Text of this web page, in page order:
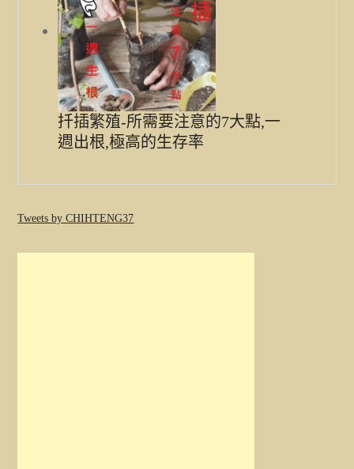
扦插繁殖-所需要注意的7大點,一
週出根,極高的生存率
Tweets by CHIHTENG37